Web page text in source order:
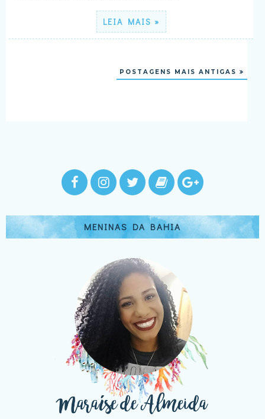
LEIA MAIS »
POSTAGENS MAIS ANTIGAS
MENINAS DA BAHIA